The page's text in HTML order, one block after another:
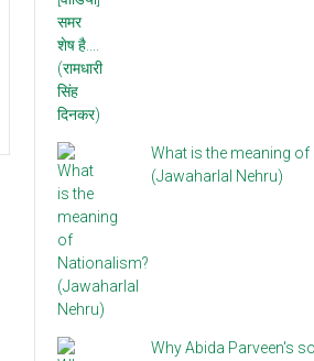
What is the meaning
(Jawaharlal Nehru)
Why Abida Parveen's